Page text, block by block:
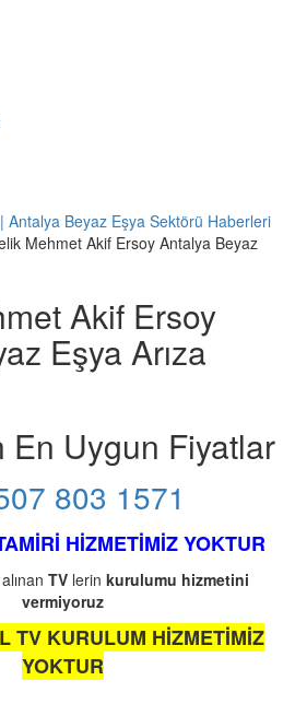
Antalya Beyaz Eşya Sektörü Haberleri
Mehmet Akif Ersoy Antalya Beyaz
Akif Ersoy
Eşya Arıza
En Uygun Fiyatlar
803 1571
HİZMETİMİZ YOKTUR
TVlerin kurulumu hizmetini
vermiyoruz
TV KURULUM HİZMETİMİZ
YOKTUR